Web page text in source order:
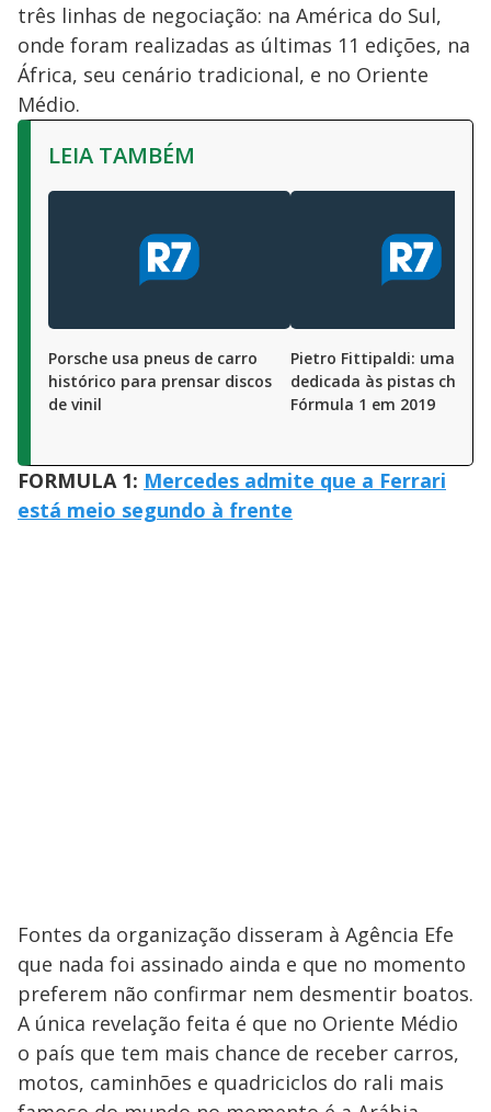
três linhas de negociação: na América do Sul,
onde foram realizadas as últimas 11 edições, na
África, seu cenário tradicional, e no Oriente
Médio.
LEIA TAMBÉM
Porsche usa pneus de carro
histórico para prensar discos
de vinil
Pietro Fittipaldi: uma vida
dedicada às pistas chega
Fórmula 1 em 2019
FORMULA 1: Mercedes admite que a Ferrari
está meio segundo à frente
Fontes da organização disseram à Agência Efe
que nada foi assinado ainda e que no momento
preferem não confirmar nem desmentir boatos.
A única revelação feita é que no Oriente Médio
o país que tem mais chance de receber carros,
motos, caminhões e quadriciclos do rali mais